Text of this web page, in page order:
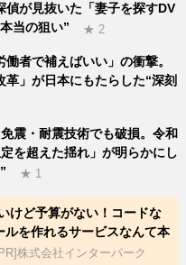
偵が見抜いた「妻子を探すDV
当の狙い”
★ 2
働者で補えばいい」の衝撃。
革」が日本にもたらした“深刻
免震・耐震技術でも破損。令和
を超えた揺れ」が明らかにし
★ 1
けど予算がない！コードな
ルを作れるサービスなんて本
株式会社インターパーク